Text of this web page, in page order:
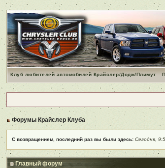
Клуб любителей автомобилей Крайслер/Додж/Плимут
Форумы Крайслер Клуба
С возвращением, последний раз вы были здесь:Сегодня,
Главный форум